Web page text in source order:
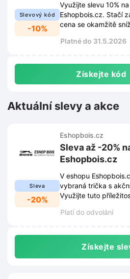
Slevový kód
-10%
Využijte slevu 10%
Eshopbois.cz. Stačí
cena se okamžitě
Platné do 31.5.2026
Získejte kód
Aktuální slevy a akce
Sleva
-20%
Eshopbois.cz
Sleva až -20%
Eshopbois.cz
V eshopu
vybraná trička s
Využijte tuto
Platí do odvolání
Získejte